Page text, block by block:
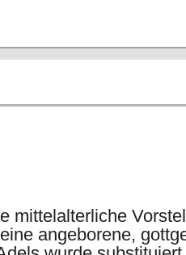
mittelalterliche
angeborene,